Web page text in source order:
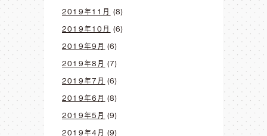
2019年11月 (8)
2019年10月 (6)
2019年9月 (6)
2019年8月 (7)
2019年7月 (6)
2019年6月 (8)
2019年5月 (9)
2019年4月 (9)